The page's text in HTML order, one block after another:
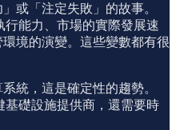
或「注定失敗」的故事。
能力、市場的實際發展速
境的演變。這些變數都有很
統，這是確定性的趨勢。
基礎設施提供商，還需要時